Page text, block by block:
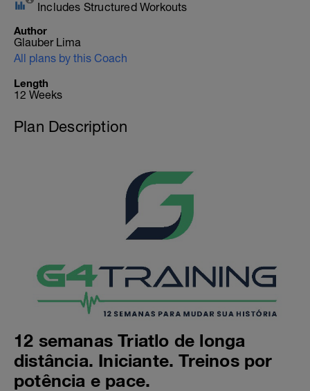
Includes Structured Workouts
Author
Glauber Lima
All plans by this Coach
Length
12 Weeks
Plan Description
12 semanas Triatlo de longa
distância. Iniciante. Treinos por
potência e pace.